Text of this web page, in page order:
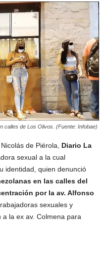
calles de Los Olivos. (Fuente: Infobae)
de Piérola,
Diario La
sexual a la cual
identidad, quien denunció
en las calles del
por la av. Alfonso
sexuales y
la ex av. Colmena para